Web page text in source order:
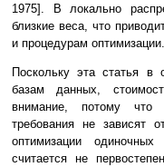
1975]. В локально
близкие веса, что
и процедурам оптимизации.
Поскольку эта статья в
базам данных,
внимание, потому что
требования не зависят
оптимизации
считается не